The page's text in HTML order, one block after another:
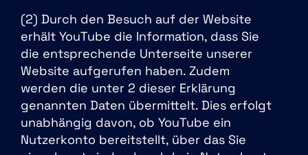
(2) Durch den Besuch auf der Website
erhält YouTube die Information, dass Sie
die entsprechende Unterseite unserer
Website aufgerufen haben. Zudem
werden die unter 2 dieser Erklärung
genannten Daten übermittelt. Dies erfolgt
unabhängig davon, ob YouTube ein
Nutzerkonto bereitstellt, über das Sie